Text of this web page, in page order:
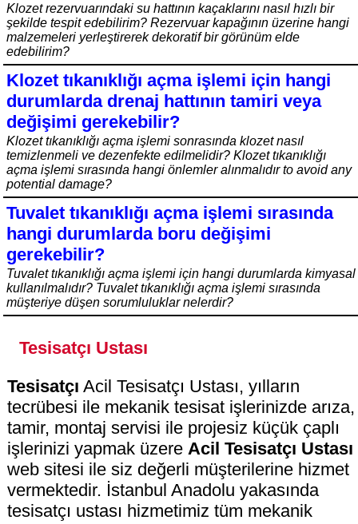
Klozet rezervuarındaki su hattının kaçaklarını nasıl hızlı bir
şekilde tespit edebilirim? Rezervuar kapağının üzerine hangi
malzemeleri yerleştirerek dekoratif bir görünüm elde
edebilirim?
Klozet tıkanıklığı açma işlemi için hangi
durumlarda drenaj hattının tamiri veya
değişimi gerekebilir?
Klozet tıkanıklığı açma işlemi sonrasında klozet nasıl
temizlenmeli ve dezenfekte edilmelidir? Klozet tıkanıklığı
açma işlemi sırasında hangi önlemler alınmalıdır to avoid any
potential damage?
Tuvalet tıkanıklığı açma işlemi sırasında
hangi durumlarda boru değişimi
gerekebilir?
Tuvalet tıkanıklığı açma işlemi için hangi durumlarda kimyasal
kullanılmalıdır? Tuvalet tıkanıklığı açma işlemi sırasında
müşteriye düşen sorumluluklar nelerdir?
Tesisatçı Ustası
Tesisatçı Acil Tesisatçı Ustası, yılların
tecrübesi ile mekanik tesisat işlerinizde arıza,
tamir, montaj servisi ile projesiz küçük çaplı
işlerinizi yapmak üzere Acil Tesisatçı Ustası
web sitesi ile siz değerli müşterilerine hizmet
vermektedir. İstanbul Anadolu yakasında
tesisatçı ustası hizmetimiz tüm mekanik